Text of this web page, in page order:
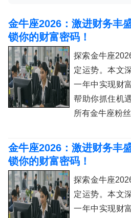
金牛座2026：激进财务丰
锁你的财富密码！
探索金牛座
定运势。本文
一年中实现财
帮助你抓住机
所有金牛座粉丝
金牛座2026：激进财务丰
锁你的财富密码！
探索金牛座
定运势。本文
一年中实现财